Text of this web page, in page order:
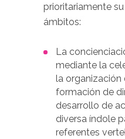
prioritariamente
ámbitos:
La
mediante la
la organización
formación de
desarrollo de
diversa índole
referentes